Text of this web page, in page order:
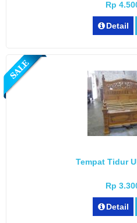
Rp
Detail
Tempat Tidur
Rp
Detail